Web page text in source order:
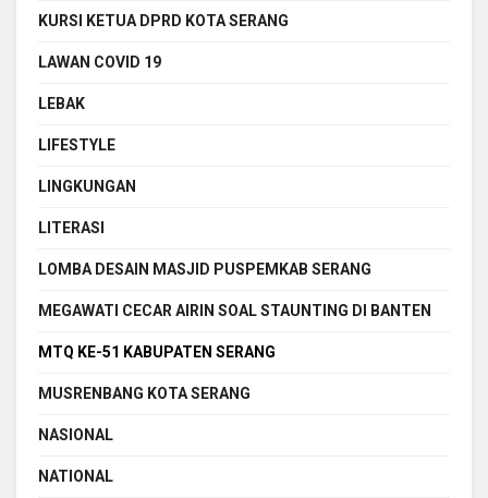
KURSI KETUA DPRD KOTA SERANG
LAWAN COVID 19
LEBAK
LIFESTYLE
LINGKUNGAN
LITERASI
LOMBA DESAIN MASJID PUSPEMKAB SERANG
MEGAWATI CECAR AIRIN SOAL STAUNTING DI BANTEN
MTQ KE-51 KABUPATEN SERANG
MUSRENBANG KOTA SERANG
NASIONAL
NATIONAL